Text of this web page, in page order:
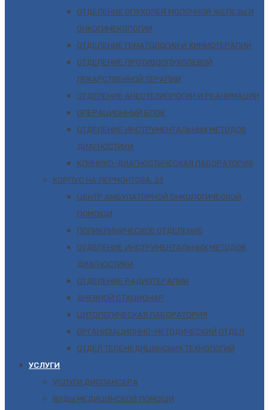
ОТДЕЛЕНИЕ ОПУХОЛЕЙ МОЛОЧНОЙ ЖЕЛЕЗЫ И
ОНКОГИНЕКОЛОГИИ
ОТДЕЛЕНИЕ ГЕМАТОЛОГИИ И ХИМИОТЕРАПИИ
ОТДЕЛЕНИЕ ПРОТИВООПУХОЛЕВОЙ
ЛЕКАРСТВЕННОЙ ТЕРАПИИ
ОТДЕЛЕНИЕ АНЕСТЕЗИОЛОГИИ И РЕАНИМАЦИИ
ОПЕРАЦИОННЫЙ БЛОК
ОТДЕЛЕНИЕ ИНСТРУМЕНТАЛЬНЫХ МЕТОДОВ
ДИАГНОСТИКИ
КЛИНИКО-ДИАГНОСТИЧЕСКАЯ ЛАБОРАТОРИЯ
КОРПУС НА ЛЕРМОНТОВА, 23
ЦЕНТР АМБУЛАТОРНОЙ ОНКОЛОГИЧЕСКОЙ
ПОМОЩИ
ПОЛИКЛИНИЧЕСКОЕ ОТДЕЛЕНИЕ
ОТДЕЛЕНИЕ ИНСТРУМЕНТАЛЬНЫХ МЕТОДОВ
ДИАГНОСТИКИ
ОТДЕЛЕНИЕ РАДИОТЕРАПИИ
ДНЕВНОЙ СТАЦИОНАР
ЦИТОЛОГИЧЕСКАЯ ЛАБОРАТОРИЯ
ОРГАНИЗАЦИОННО-МЕТОДИЧЕСКИЙ ОТДЕЛ
ОТДЕЛ ТЕЛЕМЕДИЦИНСКИХ ТЕХНОЛОГИЙ
УСЛУГИ
УСЛУГИ ДИСПАНСЕРА
ВИДЫ МЕДИЦИНСКОЙ ПОМОЩИ